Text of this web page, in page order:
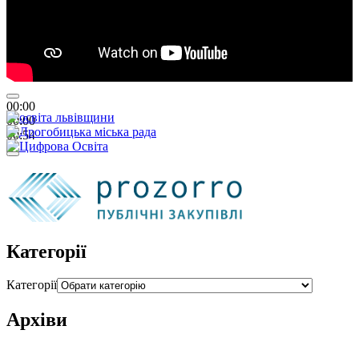
00:00
00:00
00:54
Категорії
Категорії
Архіви